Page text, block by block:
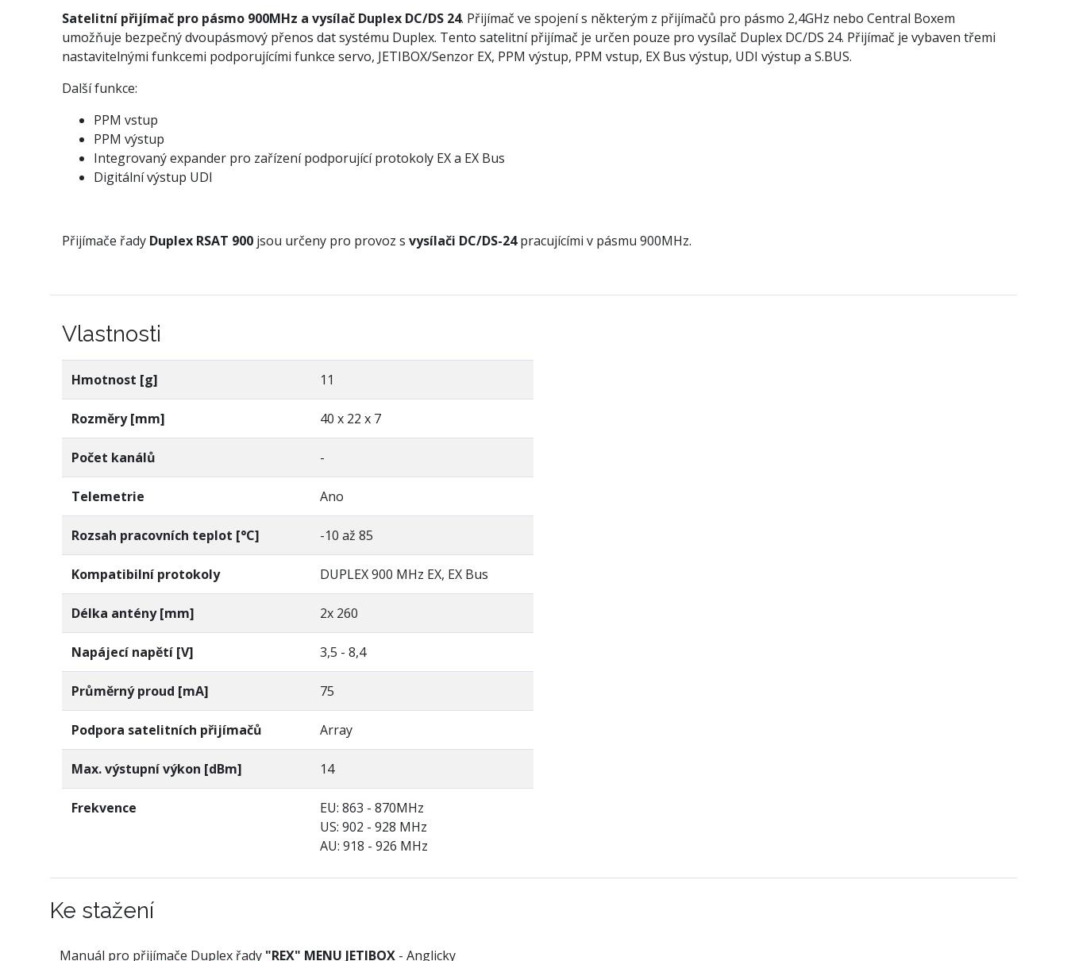
Satelitní přijímač pro pásmo 900MHz a vysílač Duplex DC/DS 24. Přijímač ve spojení s některým z přijímačů pro pásmo 2,4GHz nebo Central Boxem
umožňuje bezpečný dvoupásmový přenos dat systému Duplex. Tento satelitní přijímač je určen pouze pro vysílač Duplex DC/DS 24. Přijímač je vybaven třemi
nastavitelnými funkcemi podporujícími funkce servo, JETIBOX/Senzor EX, PPM výstup, PPM vstup, EX Bus výstup, UDI výstup a S.BUS.
Další funkce:
PPM vstup
PPM výstup
Integrovaný expander pro zařízení podporující protokoly EX a EX Bus
Digitální výstup UDI
Přijímače řady Duplex RSAT 900 jsou určeny pro provoz s vysílači DC/DS-24pracujícími v pásmu 900MHz.
Vlastnosti
Hmotnost [g] 11
Rozměry [mm] 40 x 22 x 7
Počet kanálů -
Telemetrie Ano
Rozsah pracovních teplot [°C] -10 až 85
Kompatibilní protokoly DUPLEX 900 MHz EX, EX Bus
Délka antény [mm] 2x 260
Napájecí napětí [V] 3,5 - 8,4
Průměrný proud [mA] 75
Podpora satelitních přijímačů Array
Max. výstupní výkon [dBm] 14
Frekvence
EU: 863 - 870MHz
US: 902 - 928 MHz
AU: 918 - 926 MHz
Ke stažení
Manuál pro přijímače Duplex řady "REX" MENU JETIBOX - Anglicky